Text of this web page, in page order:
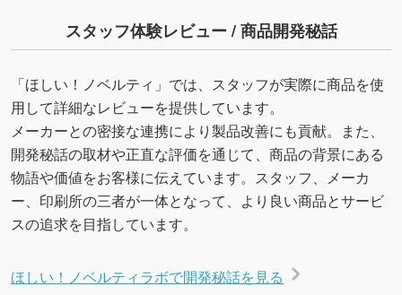
スタッフ体験レビュー / 商品開発秘話
「ほしい！ノベルティ」では、スタッフが実際に商品を使
用して詳細なレビューを提供しています。
メーカーとの密接な連携により製品改善にも貢献。また、
開発秘話の取材や正直な評価を通じて、商品の背景にある
物語や価値をお客様に伝えています。スタッフ、メーカ
ー、印刷所の三者が一体となって、より良い商品とサービ
スの追求を目指しています。
ほしい！ノベルティラボで開発秘話を見る